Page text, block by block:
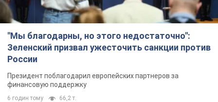
"Мы благодарны, но этого недостаточно":
Зеленский призвал ужесточить санкции против
России
Президент поблагодарил европейских партнеров за
финансовую поддержку
6 годин тому 66,2 т.